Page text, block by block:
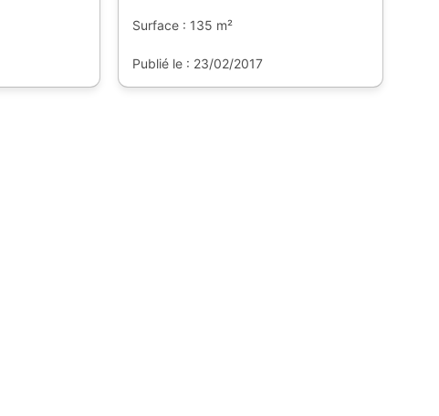
Surface : 135 m²
Publié le : 23/02/2017